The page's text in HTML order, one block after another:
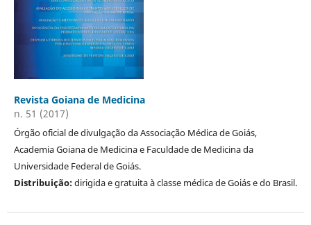
Revista Goiana de Medicina
n. 51 (2017)
Órgão oficial de divulgação da Associação Médica de Goiás,
Academia Goiana de Medicina e Faculdade de Medicina da
Universidade Federal de Goiás.
Distribuição:dirigida e gratuita à classe médica de Goiás e do Brasil.